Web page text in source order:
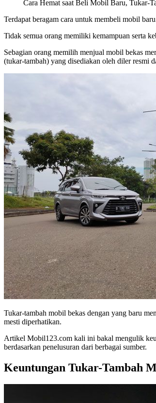
Cara Hemat saat Beli Mobil Baru, Tukar-
Terdapat beragam cara untuk membeli mobil
Tidak semua orang memiliki kemampuan serta
Sebagian orang memilih menjual mobil bekas
(tukar-tambah) yang disediakan oleh diler resmi
Tukar-tambah mobil bekas dengan yang baru
mesti diperhatikan.
Artikel Mobil123.com kali ini bakal mengulik
berdasarkan penelusuran dari berbagai sumber.
Keuntungan Tukar-Tambah